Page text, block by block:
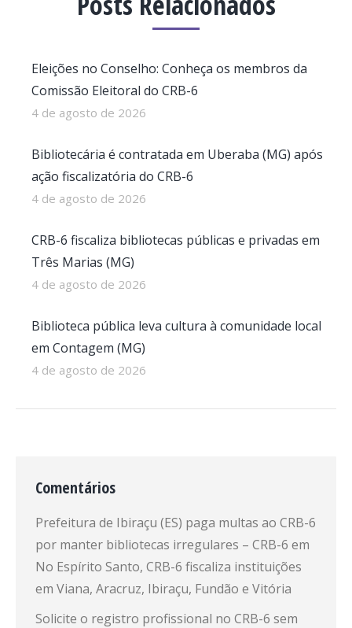
Eleições no Conselho: Conheça os membros da
Comissão Eleitoral do CRB-6
4 de agosto de 2026
Bibliotecária é contratada em Uberaba (MG) após
ação fiscalizatória do CRB-6
4 de agosto de 2026
CRB-6 fiscaliza bibliotecas públicas e privadas em
Três Marias (MG)
4 de agosto de 2026
Biblioteca pública leva cultura à comunidade local
em Contagem (MG)
4 de agosto de 2026
Comentários
Prefeitura de Ibiraçu (ES) paga multas ao CRB-6
por manter bibliotecas irregulares – CRB-6 em
No Espírito Santo, CRB-6 fiscaliza instituições
em Viana, Aracruz, Ibiraçu, Fundão e Vitória
Solicite o registro profissional no CRB-6 sem